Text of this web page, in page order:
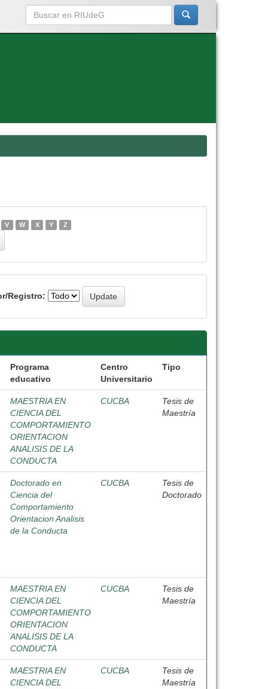
V W X Y Z
Registro:
Programa
educativo
Centro
Universitario
Tipo
MAESTRIA EN
CIENCIA DEL
COMPORTAMIENTO
ORIENTACION
ANALISIS DE LA
CONDUCTA
CUCBA
Tesis de
Maestría
Doctorado en
Ciencia del
Comportamiento
Orientacion Analisis
de la Conducta
CUCBA
Tesis de
Doctorado
MAESTRIA EN
CIENCIA DEL
COMPORTAMIENTO
ORIENTACION
ANALISIS DE LA
CONDUCTA
CUCBA
Tesis de
Maestría
MAESTRIA EN
CIENCIA DEL
CUCBA
Tesis de
Maestría